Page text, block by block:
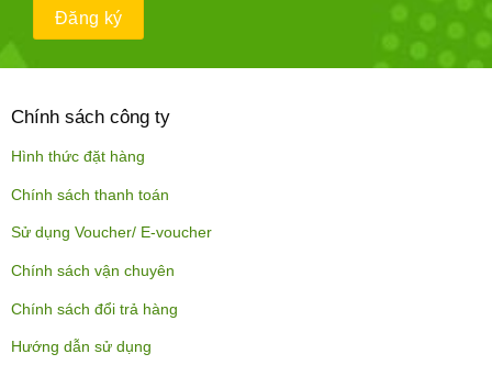
Chính sách công ty
Hình thức đặt hàng
Chính sách thanh toán
Sử dụng Voucher/ E-voucher
Chính sách vận chuyên
Chính sách đổi trả hàng
Hướng dẫn sử dụng